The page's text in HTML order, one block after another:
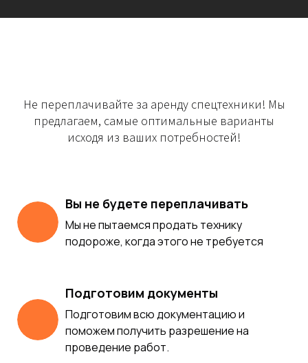
Не переплачивайте за аренду спецтехники! Мы
предлагаем, самые оптимальные варианты
исходя из ваших потребностей!
Вы не будете переплачивать
Мы не пытаемся продать технику
подороже, когда этого не требуется
Подготовим документы
Подготовим всю документацию и
поможем получить разрешение на
проведение работ.